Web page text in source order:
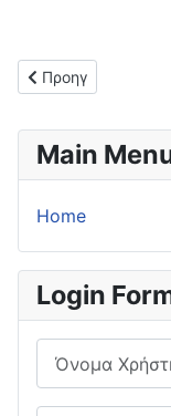
Προηγούμενο
Προηγ
Main
Home
Login
Όνομα Χρήστη